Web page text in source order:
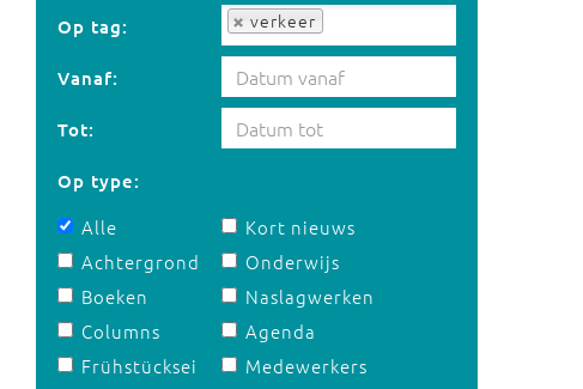
Op tag: verkeer
Op tag:
Vanaf:
Tot:
Op type:
Alle
Achtergrond
Boeken
Columns
Frühstücksei
Kort nieuws
Onderwijs
Naslagwerken
Agenda
Medewerkers